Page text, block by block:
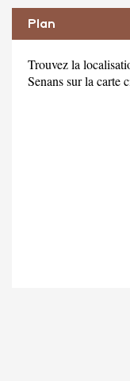
Plan
Trouvez la
Senans sur la carte